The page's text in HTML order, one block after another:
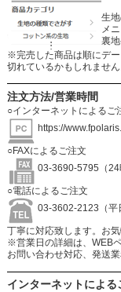
生
メ
裏
※完売した商品は順にデ
切れているかもしれませ
注文方法/営業時間
○インターネットによるご
https://
○FAXによるご注文
03-3690-5795（24
○電話によるご注文
03-3602-2123（
丁寧に対応致します。お気
※営業日の詳細は、WEB
お問い合わせ対応、発送
インターネットによる